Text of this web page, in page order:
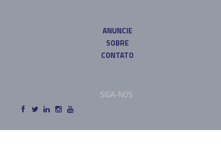
ANUNCIE
SOBRE
CONTATO
SIGA-NOS